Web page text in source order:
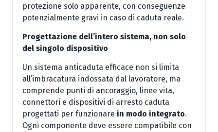
protezione solo apparente, con conseguenze
potenzialmente gravi in caso di caduta reale.
Progettazione dell’intero sistema, non solo
del singolo dispositivo
Un sistema anticaduta efficace non si limita
all’imbracatura indossata dal lavoratore, ma
comprende punti di ancoraggio, linee vita,
connettori e dispositivi di arresto caduta
progettati per funzionare in modo integrato.
Ogni componente deve essere compatibile con